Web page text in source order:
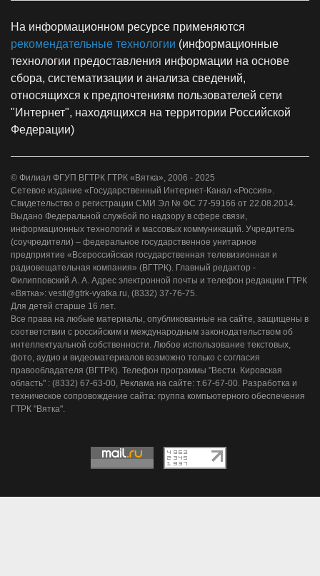
На информационном ресурсе применяются
рекомендательные технологии (информационные
технологии предоставления информации на основе
сбора, систематизации и анализа сведений,
относящихся к предпочтениям пользователей сети
"Интернет", находящихся на территории Российской
Федерации)
© Филиал ФГУП ВГТРК ГТРК «Вятка», 2006 - 2025
Сетевое издание «Государственный Интернет-Канал «Россия».
Свидетельство о регистрации СМИ Эл № ФС 77-59166 от 22.08.2014.
Выдано Федеральной службой по надзору в сфере связи,
информационных технологий и массовых коммуникаций. Учредитель
(соучредители) – федеральное государственное унитарное
предприятие «Всероссийская государственная телевизионная и
радиовещательная компания» (ВГТРК). Главный редактор -
Филипповский А. А. Адрес электронной почты и телефон редакции ГТРК
«Вятка»: vesti@gtrk-vyatka.ru, (8332) 37-76-75.
Для детей старше 16 лет.
Все права на любые материалы, опубликованные на сайте, защищены в
соответствии с российским и международным законодательством об
интеллектуальной собственности. Любое использование текстовых,
фото, аудио и видеоматериалов возможно только с согласия
правообладателя (ВГТРК). Телефон программы "Вести. Кировская
область" : (8332) 67-63-00, Реклама на сайте: т.67-67-00. Разработка и
техническое сопровождение сайта: группа компьютерного обеспечения
ГТРК "Вятка".